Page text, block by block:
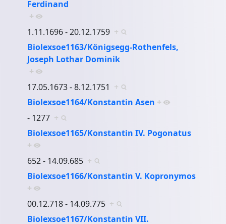
Ferdinand
+
1.11.1696 - 20.12.1759 +
Biolexsoe1163/Königsegg-Rothenfels,
Joseph Lothar Dominik
+
17.05.1673 - 8.12.1751 +
Biolexsoe1164/Konstantin Asen +
- 1277 +
Biolexsoe1165/Konstantin IV. Pogonatus
+
652 - 14.09.685 +
Biolexsoe1166/Konstantin V. Kopronymos
+
00.12.718 - 14.09.775 +
Biolexsoe1167/Konstantin VII.